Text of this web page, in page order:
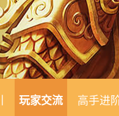
玩家交流 高手进